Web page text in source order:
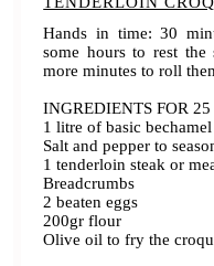
Hands in time: 30
some hours to rest
more minutes to roll
INGREDIENTS FOR
1 litre of basic
Salt and pepper to
1 tenderloin steak or
Breadcrumbs
2 beaten eggs
200gr flour
Olive oil to fry the